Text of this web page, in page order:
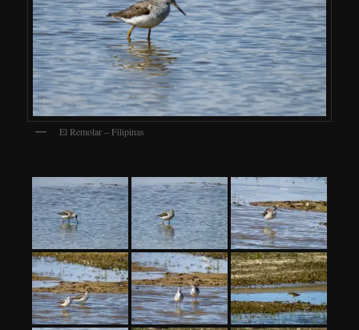
El Remolar – Filipinas